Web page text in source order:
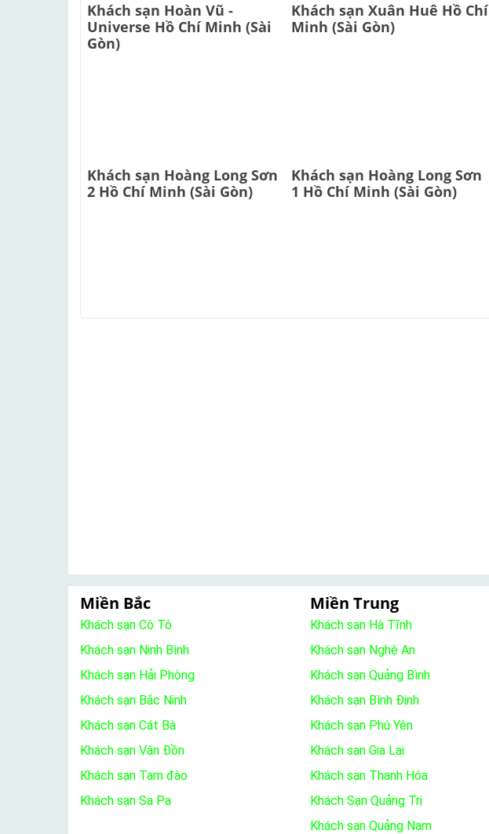
Khách sạn Hoàn Vũ -
Universe Hồ Chí Minh (Sài
Gòn)
Khách sạn Xuân Huê Hồ Chí
Minh (Sài Gòn)
Khách sạn Hoàng Long Sơn
2 Hồ Chí Minh (Sài Gòn)
Khách sạn Hoàng Long Sơn
1 Hồ Chí Minh (Sài Gòn)
Miền Bắc
Khách sạn Cô Tô
Khách sạn Ninh Bình
Khách sạn Hải Phòng
Khách sạn Bắc Ninh
Khách sạn Cát Bà
Khách sạn Vân Đồn
Khách sạn Tam đào
Khách sạn Sa Pa
Miền Trung
Khách sạn Hà Tĩnh
Khách sạn Nghệ An
Khách sạn Quảng Bình
Khách sạn Bình Định
Khách sạn Phú Yên
Khách sạn Gia Lai
Khách sạn Thanh Hóa
Khách Sạn Quảng Trị
Khách sạn Quảng Nam